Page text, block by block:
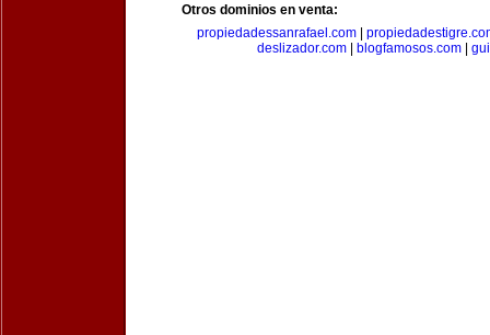
Otros dominios en venta:
propiedadessanrafael.com
deslizador.com| blogfamosos.com|